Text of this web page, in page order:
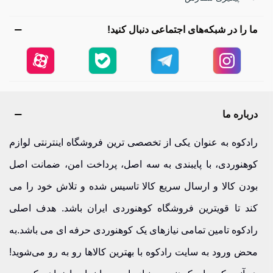
کلاه مردانه نقاب‌دار کپ و هتی اوتدور | ترکیب استایل و عملکرد
کلاه‌های نقاب‌دار کپ و مدل‌های هتی اوتدور، انتخاب‌هایی هستند
که علاوه بر محافظت، استایل خاصی به ظاهر شما می‌دهند.
جلویی از چشم‌ها محافظت می‌کند و فرم سبک آن برای
فعالیت‌های طولانی‌مدت ایده‌آل است.
کلاه هتی اوتدور با لبه‌های پهن‌تر، پوشش بیشتری در برابر باد و
باران فراهم می‌کند و برای مسیرهای جنگلی و مناطق مرطوب
اطراف توشن، انتخابی هوشمندانه است.
ما را در شبکه‌های اجتماعی دنبال کنید!
درباره ما
رادکوه به عنوان یکی از تخصصی ترین فروشگاه اینترنتی لوازم
کوهنوردی، با پایبندی به سه اصل، پرداخت امن، ضمانت اصل
بودن کالا و ارسال سریع کالا تاسیس شده و تلاش خود را می
کند تا قویترین فروشگاه کوهنوردی ایران باشد. هدف اصلی
رادکوه تامین تمامی نیازهای یک کوهنوردی حرفه ای می باشد.به
محض ورود به سایت رادکوه با بهترین کالاها رو به رو می‌شوید!